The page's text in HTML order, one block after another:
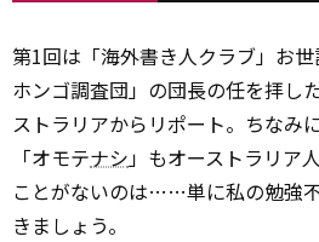
第1回は「海外書き人クラブ」お
ホンゴ調査団」の団長の任を拝し
ストラリアからリポート。ちなみ
「オモテナシ」もオーストラリア
ことがないのは……単に私の勉強
きましょう。